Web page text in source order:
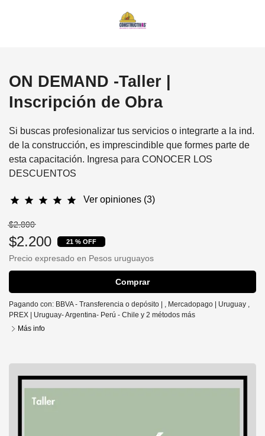
ON DEMAND -Taller |
Inscripción de Obra
Si buscas profesionalizar tus servicios o integrarte a la ind.
de la construcción, es imprescindible que formes parte de
esta capacitación. Ingresa para CONOCER LOS
DESCUENTOS
star star star star star Ver opiniones (3)
$2.800
$2.200 21 % OFF
Precio expresado en Pesos uruguayos
Comprar
Pagando con: BBVA - Transferencia o depósito | , Mercadopago | Uruguay ,
PREX | Uruguay- Argentina- Perú - Chile y 2 métodos más
Más info